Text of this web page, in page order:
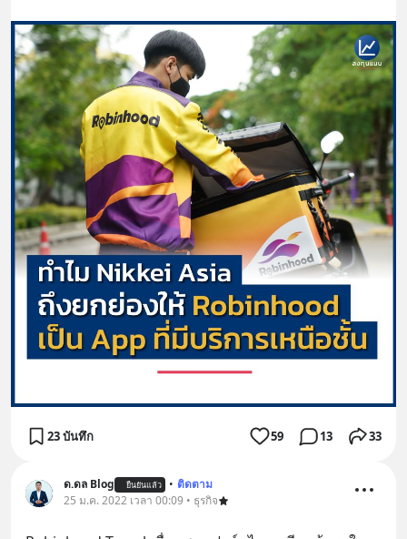
23 บันทึก 59 13 33
ด.ดล Blog ยืนยันแล้ว • ติดตาม
25 ม.ค. 2022 เวลา 00:09 • ธุรกิจ